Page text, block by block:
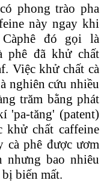
phong trào pha
này ngay khi
đó gọi là
phê đã khử chất
Việc khử chất cà
nghiên cứu nhiều
trăm bằng phát
'pa-tăng' (patent)
chất caffeine
cà phê được ươm
nhưng bao nhiêu
biến mất.